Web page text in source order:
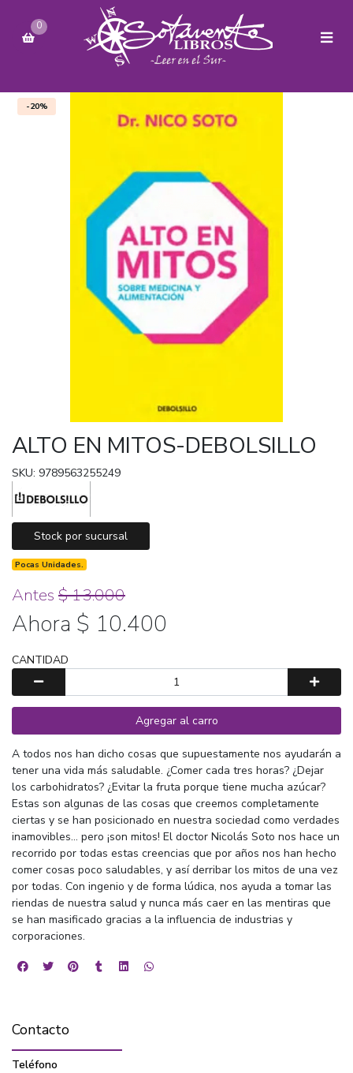
0
-20%
ALTO EN MITOS-DEBOLSILLO
SKU: 9789563255249
Stock por sucursal
Pocas Unidades.
Antes $ 13.000
Ahora $ 10.400
CANTIDAD
Agregar al carro
A todos nos han dicho cosas que supuestamente nos ayudarán a
tener una vida más saludable. ¿Comer cada tres horas? ¿Dejar
los carbohidratos? ¿Evitar la fruta porque tiene mucha azúcar?
Estas son algunas de las cosas que creemos completamente
ciertas y se han posicionado en nuestra sociedad como verdades
inamovibles... pero ¡son mitos! El doctor Nicolás Soto nos hace un
recorrido por todas estas creencias que por años nos han hecho
comer cosas poco saludables, y así derribar los mitos de una vez
por todas. Con ingenio y de forma lúdica, nos ayuda a tomar las
riendas de nuestra salud y nunca más caer en las mentiras que
se han masificado gracias a la influencia de industrias y
corporaciones.
Contacto
Teléfono